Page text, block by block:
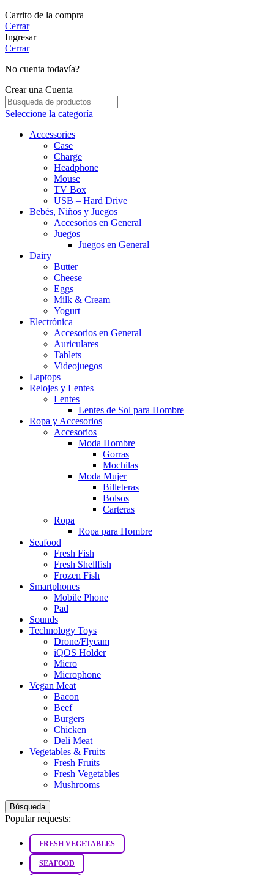
Carrito de la compra
Cerrar
Ingresar
Cerrar
No cuenta todavía?
Crear una Cuenta
Seleccione la categoría
Accessories
Case
Charge
Headphone
Mouse
TV Box
USB – Hard Drive
Bebés, Niños y Juegos
Accesorios en General
Juegos
Juegos en General
Dairy
Butter
Cheese
Eggs
Milk & Cream
Yogurt
Electrónica
Accesorios en General
Auriculares
Tablets
Videojuegos
Laptops
Relojes y Lentes
Lentes
Lentes de Sol para Hombre
Ropa y Accesorios
Accesorios
Moda Hombre
Gorras
Mochilas
Moda Mujer
Billeteras
Bolsos
Carteras
Ropa
Ropa para Hombre
Seafood
Fresh Fish
Fresh Shellfish
Frozen Fish
Smartphones
Mobile Phone
Pad
Sounds
Technology Toys
Drone/Flycam
iQOS Holder
Micro
Microphone
Vegan Meat
Bacon
Beef
Burgers
Chicken
Deli Meat
Vegetables & Fruits
Fresh Fruits
Fresh Vegetables
Mushrooms
Búsqueda
Popular requests:
FRESH VEGETABLES
SEAFOOD